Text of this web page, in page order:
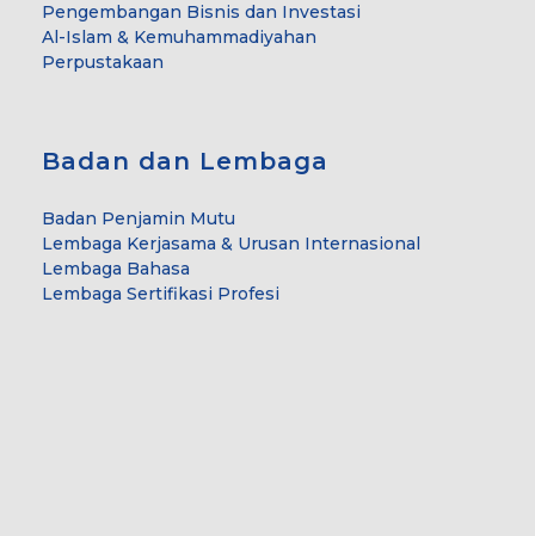
Pengembangan Bisnis dan Investasi
Al-Islam & Kemuhammadiyahan
Perpustakaan
Badan dan Lembaga
Badan Penjamin Mutu
Lembaga Kerjasama & Urusan Internasional
Lembaga Bahasa
Lembaga Sertifikasi Profesi